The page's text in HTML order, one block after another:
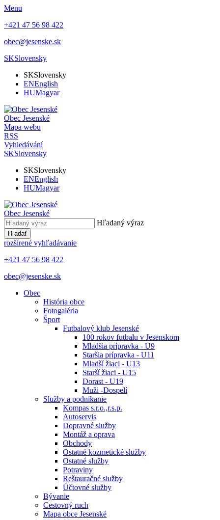
Menu
+421 47 56 98 422
obec@jesenske.sk
SKSlovensky
SKSlovensky
ENEnglish
HUMagyar
Obec Jesenské
Mapa webu
RSS
Vyhledávání
SKSlovensky
SKSlovensky
ENEnglish
HUMagyar
Obec Jesenské
Hľadaný výraz
Hľadať
rozšírené vyhľadávanie
+421 47 56 98 422
obec@jesenske.sk
Obec
História obce
Fotogaléria
Šport
Futbalový klub Jesenské
100 rokov futbalu v Jesenskom
Mladšia prípravka - U9
Staršia prípravka - U11
Mladší žiaci - U13
Starší žiaci - U15
Dorast - U19
Muži -Dospelí
Služby a podnikanie
Kompas s.r.o.,r.s.p.
Autoservis
Dopravné služby
Montáž a oprava
Obchody
Ostatné kozmetické služby
Ostatné služby
Potraviny
Reštauračné služby
Účtovné služby
Bývanie
Cestovný ruch
Mapa obce Jesenské